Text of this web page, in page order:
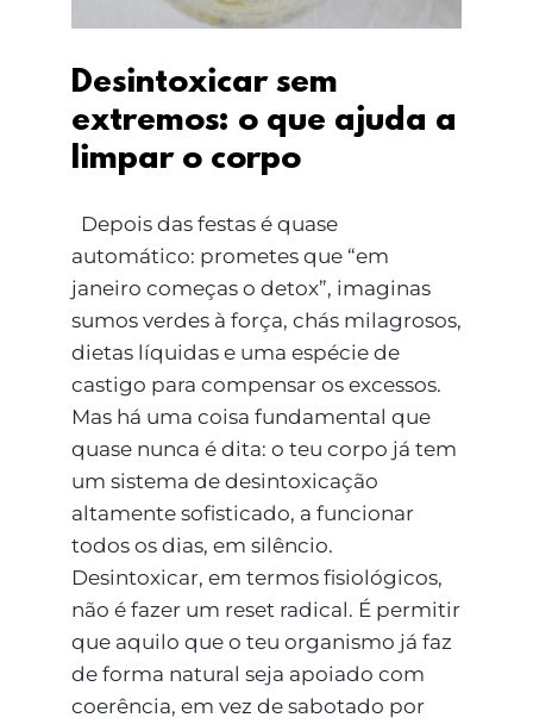
Desintoxicar sem
extremos: o que ajuda a
limpar o corpo
Depois das festas é quase
automático: prometes que “em
janeiro começas o detox”, imaginas
sumos verdes à força, chás milagrosos,
dietas líquidas e uma espécie de
castigo para compensar os excessos.
Mas há uma coisa fundamental que
quase nunca é dita: o teu corpo já tem
um sistema de desintoxicação
altamente sofisticado, a funcionar
todos os dias, em silêncio.
Desintoxicar, em termos fisiológicos,
não é fazer um reset radical. É permitir
que aquilo que o teu organismo já faz
de forma natural seja apoiado com
coerência, em vez de sabotado por